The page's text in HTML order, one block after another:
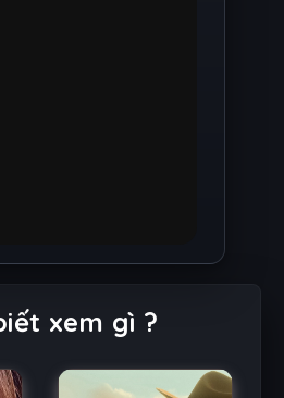
xem gì ?